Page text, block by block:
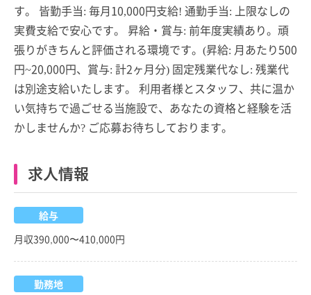
す。 皆勤手当: 毎月10,000円支給! 通勤手当: 上限なしの
実費支給で安心です。 昇給・賞与: 前年度実績あり。頑
張りがきちんと評価される環境です。(昇給: 月あたり500
円~20,000円、賞与: 計2ヶ月分) 固定残業代なし: 残業代
は別途支給いたします。 利用者様とスタッフ、共に温か
い気持ちで過ごせる当施設で、あなたの資格と経験を活
かしませんか? ご応募お待ちしております。
求人情報
給与
月収390,000〜410,000円
勤務地